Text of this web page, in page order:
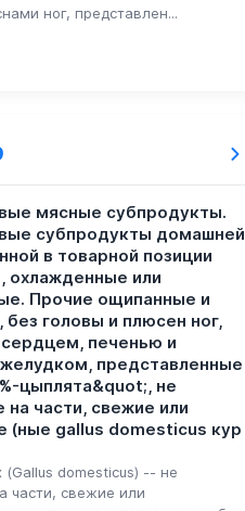
ног, представлен...
мясные субпродукты.
субпродукты домашней
в товарной позиции
охлажденные или
Прочие ощипанные и
головы и плюсен ног,
печенью и
представленные
цыплята&quot;, не
на части, свежие или
(ные gallus domesticus кур
domesticus) -- не
части, свежие или